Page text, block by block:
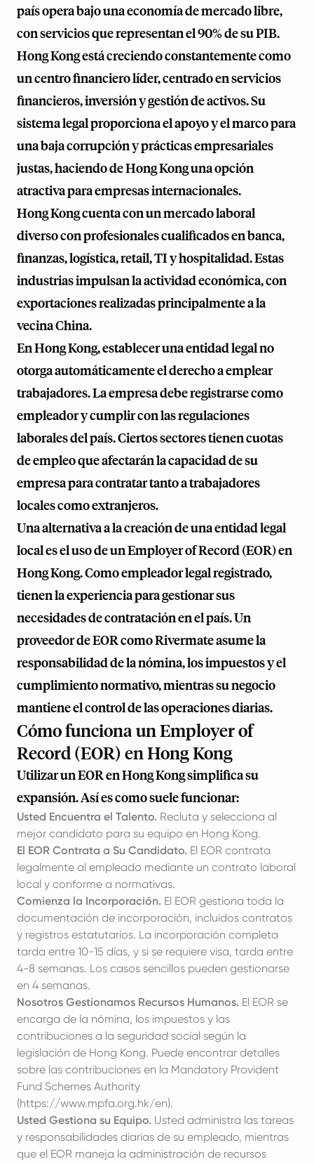
país opera bajo una economía de mercado libre,
con servicios que representan el 90% de su PIB.
Hong Kong está creciendo constantemente como
un centro financiero líder, centrado en servicios
financieros, inversión y gestión de activos. Su
sistema legal proporciona el apoyo y el marco para
una baja corrupción y prácticas empresariales
justas, haciendo de Hong Kong una opción
atractiva para empresas internacionales.
Hong Kong cuenta con un mercado laboral
diverso con profesionales cualificados en banca,
finanzas, logística, retail, TI y hospitalidad. Estas
industrias impulsan la actividad económica, con
exportaciones realizadas principalmente a la
vecina China.
En Hong Kong, establecer una entidad legal no
otorga automáticamente el derecho a emplear
trabajadores. La empresa debe registrarse como
empleador y cumplir con las regulaciones
laborales del país. Ciertos sectores tienen cuotas
de empleo que afectarán la capacidad de su
empresa para contratar tanto a trabajadores
locales como extranjeros.
Una alternativa a la creación de una entidad legal
local es el uso de un Employer of Record (EOR) en
Hong Kong. Como empleador legal registrado,
tienen la experiencia para gestionar sus
necesidades de contratación en el país. Un
proveedor de EOR comoRivermateasume la
responsabilidad de la nómina, los impuestos y el
cumplimiento normativo, mientras su negocio
mantiene el control de las operaciones diarias.
Cómo funciona un Employer of
Record (EOR) en Hong Kong
Utilizar un EOR en Hong Kong simplifica su
expansión. Así es como suele funcionar:
Usted Encuentra el Talento. Recluta y selecciona al
mejor candidato para su equipo en Hong Kong.
El EOR Contrata a Su Candidato. El EOR contrata
legalmente al empleado mediante un contrato laboral
local y conforme a normativas.
Comienza la Incorporación. El EOR gestiona toda la
documentación de incorporación, incluidos contratos
y registros estatutarios. La incorporación completa
tarda entre 10-15 días, y si se requiere visa, tarda entre
4-8 semanas. Los casos sencillos pueden gestionarse
en 4 semanas.
Nosotros Gestionamos Recursos Humanos. El EOR se
encarga de la nómina, los impuestos y las
contribuciones a la seguridad social según la
legislación de Hong Kong. Puede encontrar detalles
sobre las contribuciones en la Mandatory Provident
Fund Schemes Authority
(https://www.mpfa.org.hk/en).
Usted Gestiona su Equipo. Usted administra las tareas
y responsabilidades diarias de su empleado, mientras
que el EOR maneja la administración de recursos